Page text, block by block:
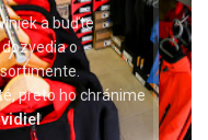
a buďte
o
preto ho chránime